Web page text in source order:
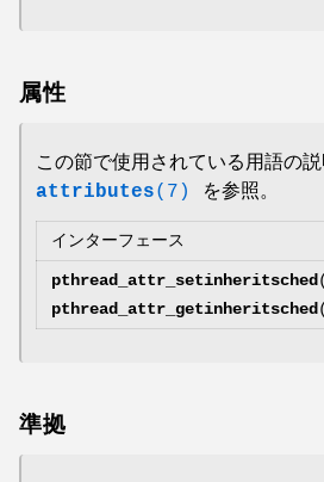
属性
この節で使用されている用語の説
attributes(7) を参照。
インターフェース
pthread_attr_setinheritsched
pthread_attr_getinheritsched
準拠